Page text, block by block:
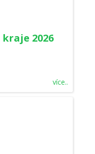
2026
více..